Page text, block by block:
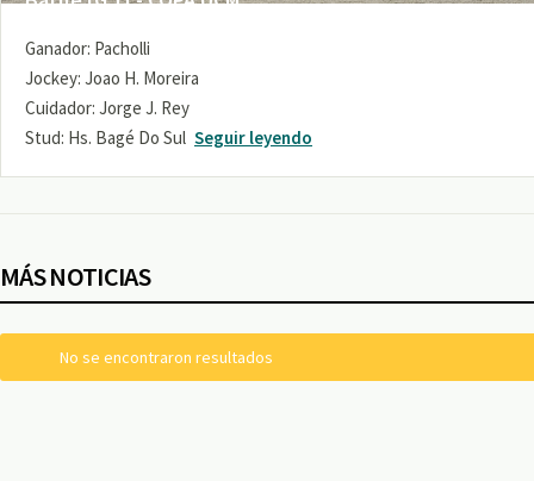
Ganador: Pacholli
Jockey: Joao H. Moreira
Cuidador: Jorge J. Rey
Stud: Hs. Bagé Do Sul Seguir leyendo
MÁS NOTICIAS
No se encontraron resultados